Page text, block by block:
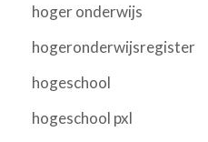
hoger onderwijs
hogeronderwijsregister
hogeschool
hogeschool pxl